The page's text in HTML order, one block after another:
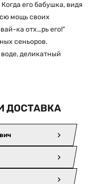
его бабушка, видя
мощь своих
ка отх…рь его!"
сеньоров.
деликатный
ДОСТАВКА